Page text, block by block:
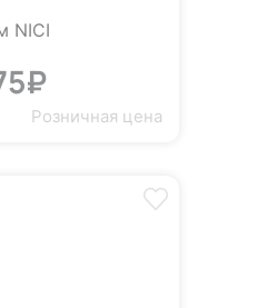
NICI
Розничная цена